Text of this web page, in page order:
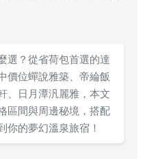
選？從省荷包首選的達
價位蟬說雅築、帝綸飯
、日月潭汎麗雅，本文
區間與周邊秘境，搭配
你的夢幻溫泉旅宿！